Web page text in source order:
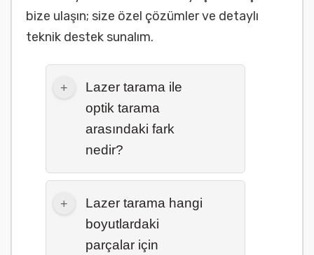
bize ulaşın; size özel çözümler ve detaylı
teknik destek sunalım.
Lazer tarama ile
optik tarama
arasındaki fark
nedir?
Lazer tarama hangi
boyutlardaki
parçalar için